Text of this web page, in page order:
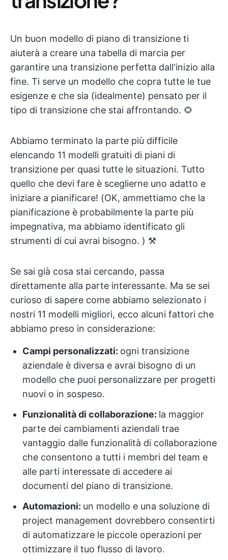
Un buon modello di piano di transizione ti
aiuterà a creare una tabella di marcia per
garantire una transizione perfetta dall'inizio alla
fine. Ti serve un modello che copra tutte le tue
esigenze e che sia (idealmente) pensato per il
tipo di transizione che stai affrontando. 🌻
Abbiamo terminato la parte più difficile
elencando 11 modelli gratuiti di piani di
transizione per quasi tutte le situazioni. Tutto
quello che devi fare è sceglierne uno adatto e
iniziare a pianificare! (OK, ammettiamo che la
pianificazione è probabilmente la parte più
impegnativa, ma abbiamo identificato gli
strumenti di cui avrai bisogno. ) ⚒️
Se sai già cosa stai cercando, passa
direttamente alla parte interessante. Ma se sei
curioso di sapere come abbiamo selezionato i
nostri 11 modelli migliori, ecco alcuni fattori che
abbiamo preso in considerazione:
Campi personalizzati: ogni transizione
aziendale è diversa e avrai bisogno di un
modello che puoi personalizzare per progetti
nuovi o in sospeso.
Funzionalità di collaborazione: la maggior
parte dei cambiamenti aziendali trae
vantaggio dalle funzionalità di collaborazione
che consentono a tutti i membri del team e
alle parti interessate di accedere ai
documenti del piano di transizione.
Automazioni: un modello e una soluzione di
project management dovrebbero consentirti
di automatizzare le piccole operazioni per
ottimizzare il tuo flusso di lavoro.